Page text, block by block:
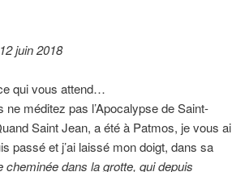
juin 2018
qui vous attend…
méditez pas l’Apocalypse de Saint-
Saint Jean, a été à Patmos, je vous ai
passé et j’ai laissé mon doigt, dans sa
cheminée dans la grotte, qui depuis